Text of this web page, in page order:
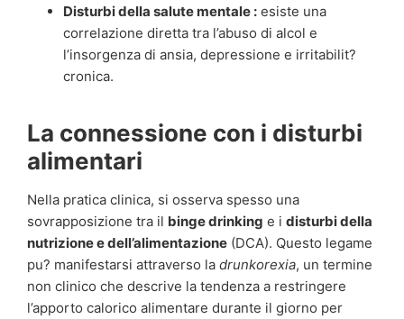
Disturbi della salute mentale : esiste una
correlazione diretta tra l’abuso di alcol e
l’insorgenza di ansia, depressione e irritabilit?
cronica.
La connessione con i disturbi
alimentari
Nella pratica clinica, si osserva spesso una
sovrapposizione tra il binge drinking e i disturbi della
nutrizione e dell’alimentazione (DCA). Questo legame
pu? manifestarsi attraverso la drunkorexia, un termine
non clinico che descrive la tendenza a restringere
l’apporto calorico alimentare durante il giorno per